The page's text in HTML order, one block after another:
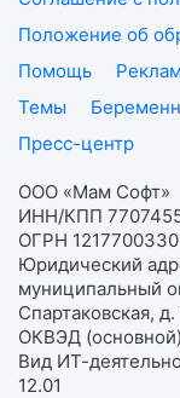
Положение об
Помощь
Темы
Пресс-центр
ООО «Мам Софт»
ИНН/КПП
ОГРН
Юридический
муниципальный
Спартаковская,
ОКВЭД
Вид ИТ-
12.01